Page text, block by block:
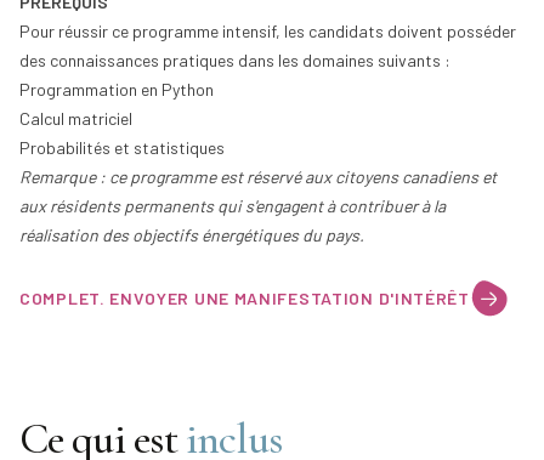
Pour réussir ce programme intensif, les candidats doivent posséder
des connaissances pratiques dans les domaines suivants :
Programmation en Python
Calcul matriciel
Probabilités et statistiques
Remarque : ce programme est réservé aux citoyens canadiens et
aux résidents permanents qui s'engagent à contribuer à la
réalisation des objectifs énergétiques du pays.
COMPLET. ENVOYER UNE MANIFESTATION D'INTÉRÊT
Ce qui estinclus